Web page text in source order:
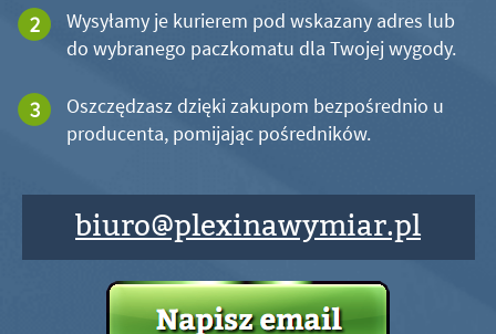
Wysyłamy je kurierem pod wskazany adres lub
do wybranego paczkomatu dla Twojej wygody.
Oszczędzasz dzięki zakupom bezpośrednio u
producenta, pomijając pośredników.
biuro@plexinawymiar.pl